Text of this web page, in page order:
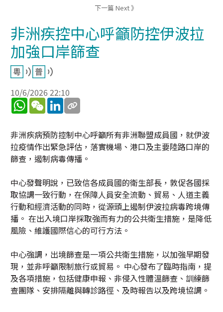
下一篇 Next 》
非洲疾控中心呼籲防控伊波拉
加強口岸篩查
10/6/2026 22:10
WhatsApp
WeChatLinkedIn
非洲疾病預防控制中心呼籲所有非洲聯盟成員國，就伊波
拉疫情作出緊急評估，落實機場、港口及主要陸路口岸的
篩查，遏制病毒傳播。
中心發聲明說，已致信各成員國的衛生部長，敦促各國採
取協調一致行動，在保障人員安全流動、貿易、人道主義
行動和經濟活動的同時，從源頭上遏制伊波拉病毒跨境傳
播。 在出入境口岸採取強而有力的公共衛生措施，是降低
風險、維護國際信心的可行方法。
中心強調，出境篩查是一項公共衛生措施，以加強早期發
現，並非呼籲限制旅行或貿易。 中心發布了臨時指南，提
及各項措施，包括健康申報、非侵入性體溫篩查、訓練篩
查團隊、安排隔離與轉診路徑、及時報告以及跨境協調。